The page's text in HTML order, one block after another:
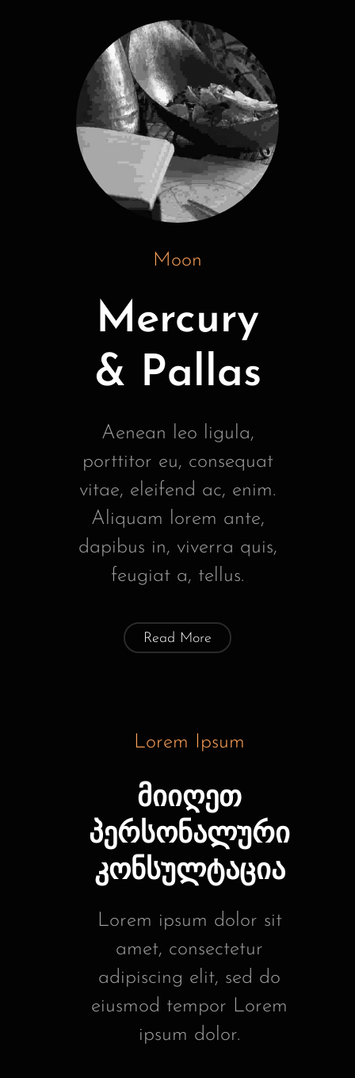
Moon
Mercury
& Pallas
Aenean leo ligula,
porttitor eu, consequat
vitae, eleifend ac, enim.
Aliquam lorem ante,
dapibus in, viverra quis,
feugiat a, tellus.
Read More
Lorem Ipsum
მიიღეთ
პერსონალური
კონსულტაცია
Lorem ipsum dolor sit
amet, consectetur
adipiscing elit, sed do
eiusmod tempor Lorem
ipsum dolor.